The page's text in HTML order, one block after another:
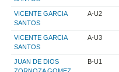
VICENTE GARCIA
SANTOS
A-U2
VICENTE GARCIA
SANTOS
A-U3
JUAN DE DIOS
ZORNOZA GOMEZ
B-U1